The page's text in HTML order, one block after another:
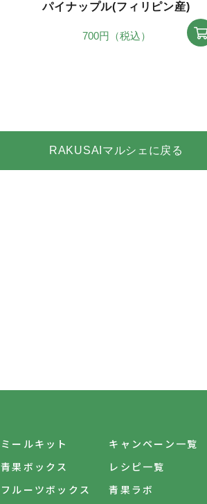
パイナップル(フィリピン産)
700円（税込）
RAKUSAIマルシェに戻る
ミールキット
青果ボックス
フルーツボックス
キャンペーン一覧
レシピ一覧
青果ラボ